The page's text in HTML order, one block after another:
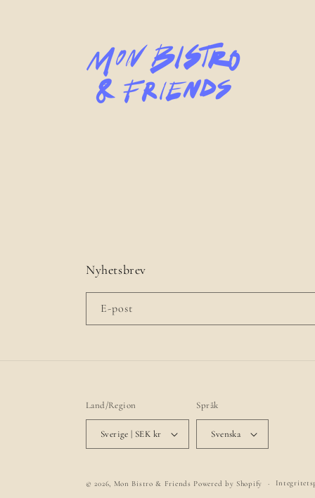
Nyhetsbrev
E-post
Land/Region
Sverige | SEK kr
Språk
Svenska
© 2026, Mon Bistro & Friends Powered by Shopify